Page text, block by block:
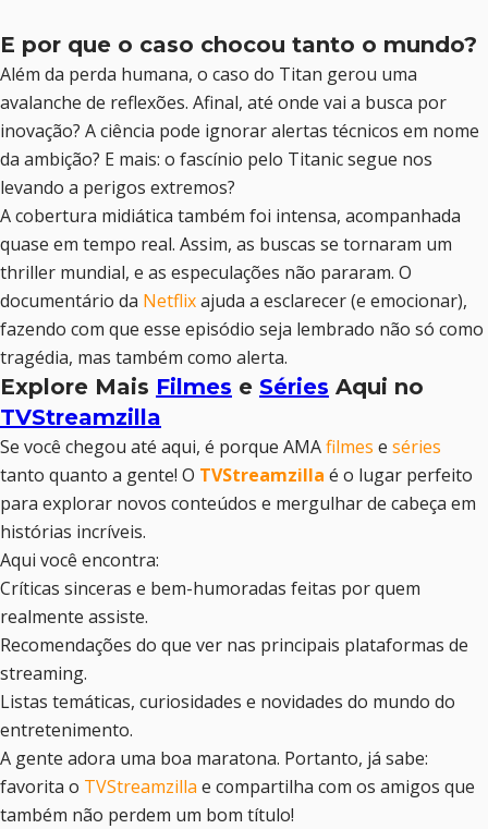
E por que o caso chocou tanto o mundo?
Além da perda humana, o caso do Titan gerou uma
avalanche de reflexões. Afinal, até onde vai a busca por
inovação? A ciência pode ignorar alertas técnicos em nome
da ambição? E mais: o fascínio pelo Titanic segue nos
levando a perigos extremos?
A cobertura midiática também foi intensa, acompanhada
quase em tempo real. Assim, as buscas se tornaram um
thriller mundial, e as especulações não pararam. O
documentário da Netflixajuda a esclarecer (e emocionar),
fazendo com que esse episódio seja lembrado não só como
tragédia, mas também como alerta.
Explore Mais Filmes e Séries Aqui no
TVStreamzilla
Se você chegou até aqui, é porque AMAfilmes e séries
tanto quanto a gente! O TVStreamzilla é o lugar perfeito
para explorar novos conteúdos e mergulhar de cabeça em
histórias incríveis.
Aqui você encontra:
Críticas sinceras e bem-humoradas feitas por quem
realmente assiste.
Recomendações do que ver nas principais plataformas de
streaming.
Listas temáticas, curiosidades e novidades do mundo do
entretenimento.
A gente adora uma boa maratona. Portanto, já sabe:
favorita o TVStreamzilla e compartilha com os amigos que
também não perdem um bom título!